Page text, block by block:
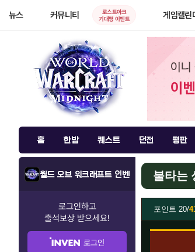
뉴스 커뮤니티
로스트아크
기대평 이벤트
게임캘린
홈 한밤 퀘스트 던전 평판
월드 오브 워크래프트 인벤
로그인하고
출석보상 받으세요!
로그인
불타는
포인트 20/